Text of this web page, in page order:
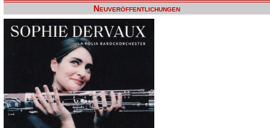
Neuveröffentlichungen